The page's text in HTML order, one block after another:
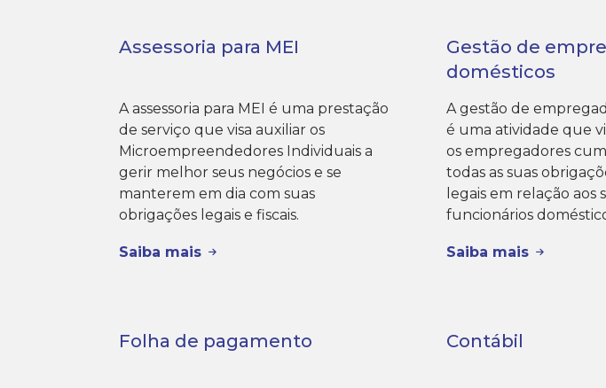
Assessoria para MEI
A assessoria para MEI é uma prestação
de serviço que visa auxiliar os
Microempreendedores Individuais a
gerir melhor seus negócios e se
manterem em dia com suas
obrigações legais e fiscais.
Saiba mais
Gestão de
domésticos
A gestão de
é uma atividade que
os empregadores
todas as suas
legais em relação aos
funcionários
Saiba mais
Folha de pagamento Contábil